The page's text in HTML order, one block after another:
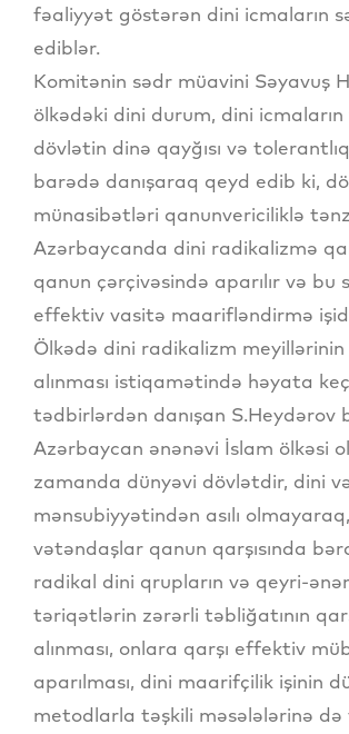
fəaliyyət göstərən dini icmaların
ediblər.
Komitənin sədr müavini Səyavuş
ölkədəki dini durum, dini
dövlətin dinə qayğısı və
barədə danışaraq qeyd edib ki,
münasibətləri qanunvericiliklə
Azərbaycanda dini radikalizmə
qanun çərçivəsində aparılır və bu
effektiv vasitə maarifləndirmə
Ölkədə dini radikalizm meyillərinin
alınması istiqamətində həyata
tədbirlərdən danışan S.Heydərov
Azərbaycan ənənəvi İslam ölkəsi
zamanda dünyəvi dövlətdir, dini
mənsubiyyətindən asılı
vətəndaşlar qanun qarşısında
radikal dini qrupların və qeyri-
təriqətlərin zərərli təbliğatının
alınması, onlara qarşı effektiv
aparılması, dini maarifçilik işinin
metodlarla təşkili məsələlərinə də